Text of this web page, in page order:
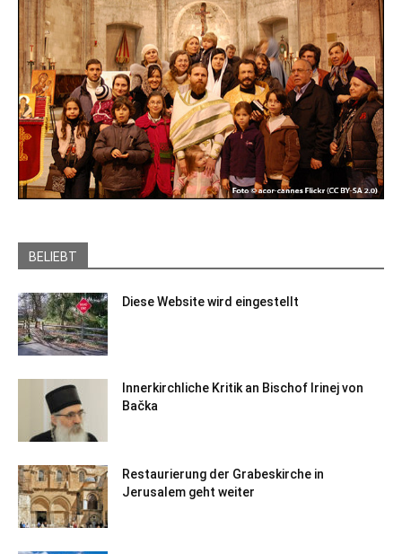
BELIEBT
Diese Website wird eingestellt
Innerkirchliche Kritik an Bischof Irinej von
Bačka
Restaurierung der Grabeskirche in
Jerusalem geht weiter